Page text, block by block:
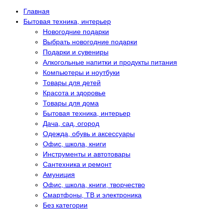
Главная
Бытовая техника, интерьер
Новогодние подарки
Выбрать новогодние подарки
Подарки и сувениры
Алкогольные напитки и продукты питания
Компьютеры и ноутбуки
Товары для детей
Красота и здоровье
Товары для дома
Бытовая техника, интерьер
Дача, сад, огород
Одежда, обувь и аксессуары
Офис, школа, книги
Инструменты и автотовары
Сантехника и ремонт
Амуниция
Офис, школа, книги, творчество
Смартфоны, ТВ и электроника
Без категории